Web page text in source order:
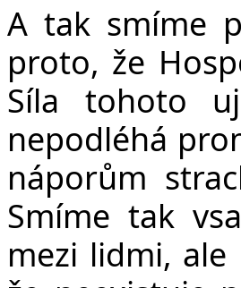
A tak smíme
proto, že
Síla tohoto
nepodléhá
náporům
Smíme tak
mezi lidmi,